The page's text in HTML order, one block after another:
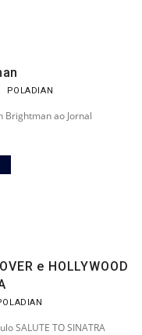
POLADIAN
Brightman ao Jornal
e HOLLYWOOD
SALUTE TO SINATRA